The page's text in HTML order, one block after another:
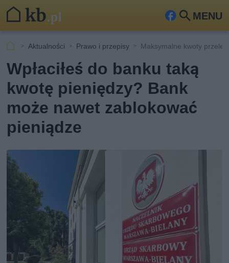
MENU
Fa
ook
Szu
kaj
Aktualności Prawo i przepisy Maksymalne kwoty
Wpłaciłeś do banku taką
kwotę pieniędzy? Bank
może nawet zablokować
pieniądze